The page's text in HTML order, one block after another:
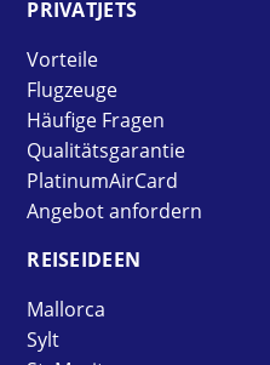
PRIVAT­JETS
Vorteile
Flugzeuge
Häufige Fragen
Qualitätsgarantie
PlatinumAirCard
Angebot anfordern
REISE­IDEEN
Mallorca
Sylt